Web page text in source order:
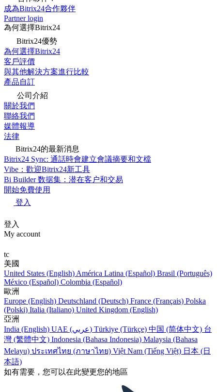
成為Bitrix24合作夥伴
Partner login
為何選擇Bitrix24
Bitrix24優勢
為何選擇Bitrix24
客戶評價
與其他解決方案進行比較
產品自訂
公司介紹
關於我們
聯絡我們
媒體報導
法律
Bitrix24的最新消息
Bitrix24 Sync: 通話時會建立會議摘要和文檔
Vibe：歡迎Bitrix24新工具
Bi Builder 数据集：潜在客户和交易
開始免費使用
登入
登入
My account
tc
美國
United States (English) América Latina (Español) Brasil (Português)
México (Español) Colombia (Español)
歐洲
Europe (English) Deutschland (Deutsch) France (Français) Polska
(Polski) Italia (Italiano) United Kingdom (English)
亞洲
India (English)
UAE (عربي) Türkiye (Türkçe) 中国 (简体中文) 台
灣 (繁體中文) Indonesia (Bahasa Indonesia) Malaysia (Bahasa
Melayu) ประเทศไทย (ภาษาไทย) Việt Nam (Tiếng Việt) 日本 (日
本語)
如有需要，您可以在此變更您的地區